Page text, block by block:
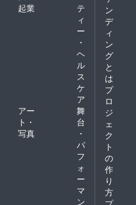
起業
テ
ィ
ー
・
ヘ
ル
ス
ケ
ア
アー
ト・
写真
舞
台
・
パ
フ
ォ
ー
マ
ン
ン
デ
ィ
ン
グ
と
は
プ
ロ
ジ
ェ
ク
ト
の
作
り
方